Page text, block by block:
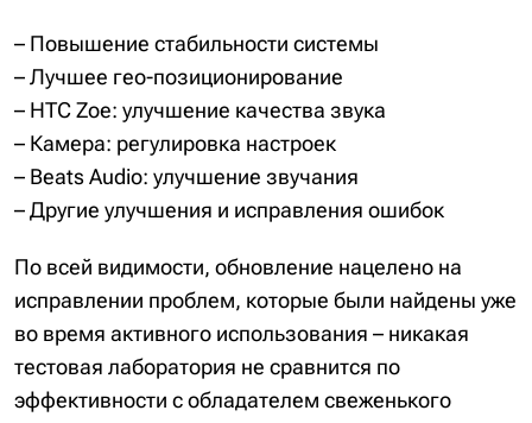
– Повышение стабильности системы
– Лучшее гео-позиционирование
– HTC Zoe: улучшение качества звука
– Камера: регулировка настроек
– Beats Audio: улучшение звучания
– Другие улучшения и исправления ошибок
По всей видимости, обновление нацелено на
исправлении проблем, которые были найдены уже
во время активного использования – никакая
тестовая лаборатория не сравнится по
эффективности с обладателем свеженького